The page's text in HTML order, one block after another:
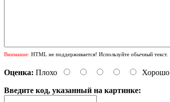
Внимание: HTML не поддерживается! Используйте обычный текст.
Оценка: Плохо Хорошо
Введите код, указанный на картинке: